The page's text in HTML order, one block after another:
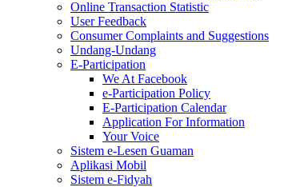
Online Transaction Statistic
User Feedback
Consumer Complaints and Suggestions
Undang-Undang
E-Participation
We At Facebook
e-Participation Policy
E-Participation Calendar
Application For Information
Your Voice
Sistem e-Lesen Guaman
Aplikasi Mobil
Sistem e-Fidyah